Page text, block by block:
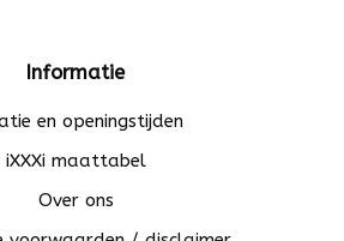
Informatie
en openingstijden
iXXXi maattabel
Over ons